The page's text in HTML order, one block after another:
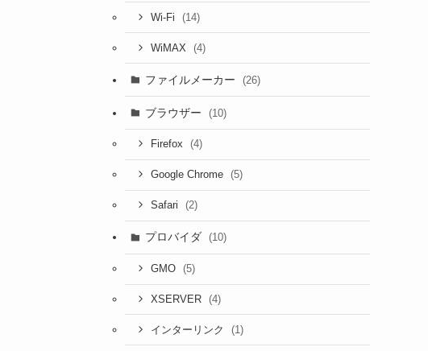
Wi-Fi (14)
WiMAX (4)
ファイルメーカー (26)
ブラウザー (10)
Firefox (4)
Google Chrome (5)
Safari (2)
プロバイダ (10)
GMO (5)
XSERVER (4)
インターリンク (1)